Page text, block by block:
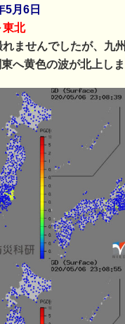
5月6日
東北
れませんでしたが、九
へ黄色の波が北上しま